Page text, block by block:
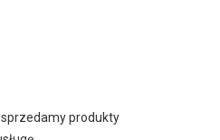
produkty